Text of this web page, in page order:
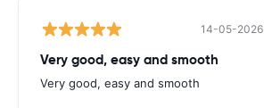
14-05-2026
Very good, easy and smooth
Very good, easy and smooth